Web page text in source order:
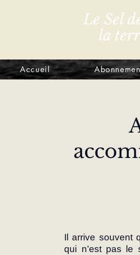
Le Sel
la
Accueil
Il arrive souvent
qui n’est pas le